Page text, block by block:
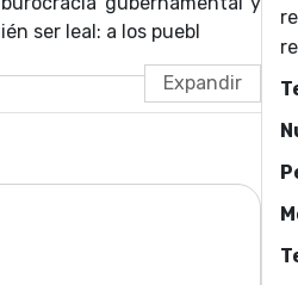
ser leal: a los puebl